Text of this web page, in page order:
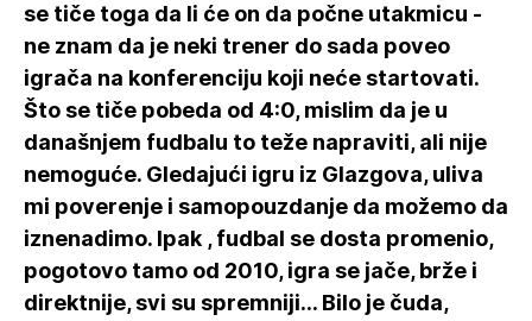
se tiče toga da li će on da počne utakmicu -
ne znam da je neki trener do sada poveo
igrača na konferenciju koji neće startovati.
Što se tiče pobeda od 4:0, mislim da je u
današnjem fudbalu to teže napraviti, ali nije
nemoguće. Gledajući igru iz Glazgova, uliva
mi poverenje i samopouzdanje da možemo da
iznenadimo. Ipak , fudbal se dosta promenio,
pogotovo tamo od 2010, igra se jače, brže i
direktnije, svi su spremniji... Bilo je čuda,